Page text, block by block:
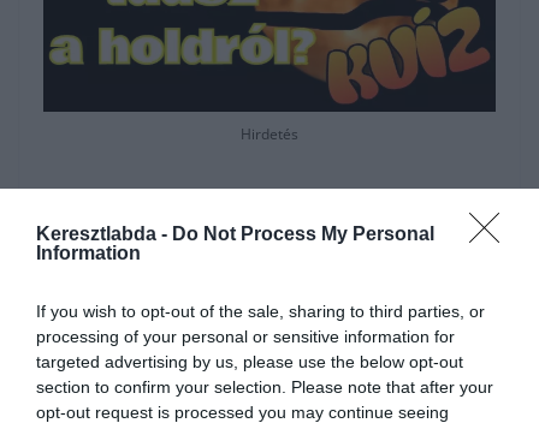
Keresztlabda - Do Not Process My Personal
Information
If you wish to opt-out of the sale, sharing to third parties, or
processing of your personal or sensitive information for
targeted advertising by us, please use the below opt-out
section to confirm your selection. Please note that after your
opt-out request is processed you may continue seeing
Hirdetés